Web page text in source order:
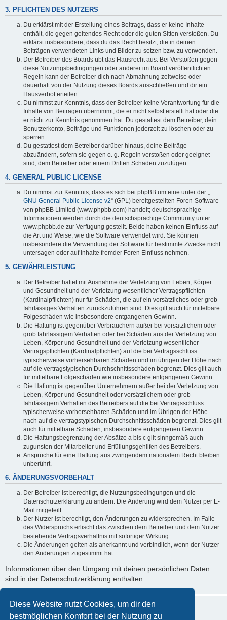
Diese Website nutzt Cookies, um dir den
bestmöglichen Komfort bei der Nutzung zu
3. PFLICHTEN DES NUTZERS
Du erklärst mit der Erstellung eines Beitrags, dass er keine Inhalte
enthält, die gegen geltendes Recht oder die guten Sitten verstoßen. Du
erklärst insbesondere, dass du das Recht besitzt, die in deinen
Beiträgen verwendeten Links und Bilder zu setzen bzw. zu verwenden.
Der Betreiber des Boards übt das Hausrecht aus. Bei Verstößen gegen
diese Nutzungsbedingungen oder anderer im Board veröffentlichten
Regeln kann der Betreiber dich nach Abmahnung zeitweise oder
dauerhaft von der Nutzung dieses Boards ausschließen und dir ein
Hausverbot erteilen.
Du nimmst zur Kenntnis, dass der Betreiber keine Verantwortung für die
Inhalte von Beiträgen übernimmt, die er nicht selbst erstellt hat oder die
er nicht zur Kenntnis genommen hat. Du gestattest dem Betreiber, dein
Benutzerkonto, Beiträge und Funktionen jederzeit zu löschen oder zu
sperren.
Du gestattest dem Betreiber darüber hinaus, deine Beiträge
abzuändern, sofern sie gegen o. g. Regeln verstoßen oder geeignet
sind, dem Betreiber oder einem Dritten Schaden zuzufügen.
4. GENERAL PUBLIC LICENSE
Du nimmst zur Kenntnis, dass es sich bei phpBB um eine unter der „
GNU General Public License v2“ (GPL) bereitgestellten Foren-Software
von phpBB Limited (www.phpbb.com) handelt; deutschsprachige
Informationen werden durch die deutschsprachige Community unter
www.phpbb.de zur Verfügung gestellt. Beide haben keinen Einfluss auf
die Art und Weise, wie die Software verwendet wird. Sie können
insbesondere die Verwendung der Software für bestimmte Zwecke nicht
untersagen oder auf Inhalte fremder Foren Einfluss nehmen.
5. GEWÄHRLEISTUNG
Der Betreiber haftet mit Ausnahme der Verletzung von Leben, Körper
und Gesundheit und der Verletzung wesentlicher Vertragspflichten
(Kardinalpflichten) nur für Schäden, die auf ein vorsätzliches oder grob
fahrlässiges Verhalten zurückzuführen sind. Dies gilt auch für mittelbare
Folgeschäden wie insbesondere entgangenen Gewinn.
Die Haftung ist gegenüber Verbrauchern außer bei vorsätzlichem oder
grob fahrlässigem Verhalten oder bei Schäden aus der Verletzung von
Leben, Körper und Gesundheit und der Verletzung wesentlicher
Vertragspflichten (Kardinalpflichten) auf die bei Vertragsschluss
typischerweise vorhersehbaren Schäden und im übrigen der Höhe nach
auf die vertragstypischen Durchschnittsschäden begrenzt. Dies gilt auch
für mittelbare Folgeschäden wie insbesondere entgangenen Gewinn.
Die Haftung ist gegenüber Unternehmern außer bei der Verletzung von
Leben, Körper und Gesundheit oder vorsätzlichem oder grob
fahrlässigem Verhalten des Betreibers auf die bei Vertragsschluss
typischerweise vorhersehbaren Schäden und im Übrigen der Höhe
nach auf die vertragstypischen Durchschnittsschäden begrenzt. Dies gilt
auch für mittelbare Schäden, insbesondere entgangenen Gewinn.
Die Haftungsbegrenzung der Absätze a bis c gilt sinngemäß auch
zugunsten der Mitarbeiter und Erfüllungsgehilfen des Betreibers.
Ansprüche für eine Haftung aus zwingendem nationalem Recht bleiben
unberührt.
6. ÄNDERUNGSVORBEHALT
Der Betreiber ist berechtigt, die Nutzungsbedingungen und die
Datenschutzerklärung zu ändern. Die Änderung wird dem Nutzer per E-
Mail mitgeteilt.
Der Nutzer ist berechtigt, den Änderungen zu widersprechen. Im Falle
des Widerspruchs erlischt das zwischen dem Betreiber und dem Nutzer
bestehende Vertragsverhältnis mit sofortiger Wirkung.
Die Änderungen gelten als anerkannt und verbindlich, wenn der Nutzer
den Änderungen zugestimmt hat.
Informationen über den Umgang mit deinen persönlichen Daten
sind in der Datenschutzerklärung enthalten.